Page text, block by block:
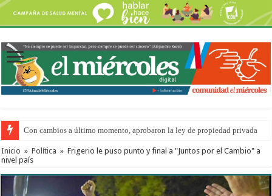
Con cambios a último momento, aprobaron la ley de propiedad privada
Adopción en Entre Ríos: el 35% de los 90 niños, niñas y adolescentes que
Inicio » Política » Frigerio le puso punto y final a "Juntos por el Cambio" a
nivel país